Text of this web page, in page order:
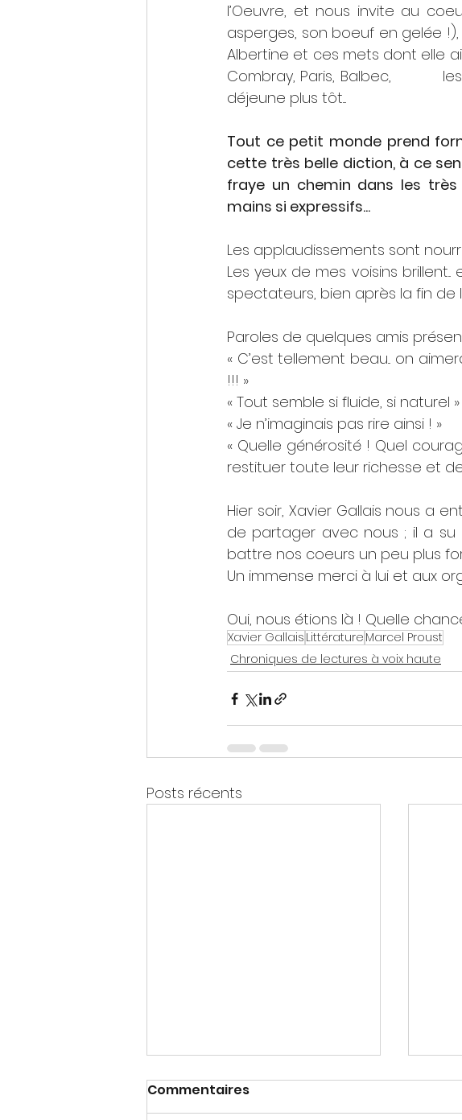
l’Oeuvre, et nous invite au
asperges, son boeuf en gelée
Albertine et ces mets dont elle
Combray, Paris, Balbec,
déjeune plus tôt....
Tout ce petit monde prend
cette très belle diction, à ce
fraye un chemin dans les
mains si expressifs...
Les applaudissements sont
Les yeux de mes voisins
spectateurs, bien après la fin de
Paroles de quelques amis
« C’est tellement beau... on
!!! »
« Tout semble si fluide, si naturel »
« Je n’imaginais pas rire ainsi ! »
« Quelle générosité ! Quel
restituer toute leur richesse et
Hier soir, Xavier Gallais nous a
de partager avec nous ; il a
battre nos coeurs un peu plus
Un immense merci à lui et aux
Oui, nous étions là ! Quelle
Xavier Gallais Littérature Marcel Proust
Chroniques de lectures à voix haute
Posts récents
Commentaires